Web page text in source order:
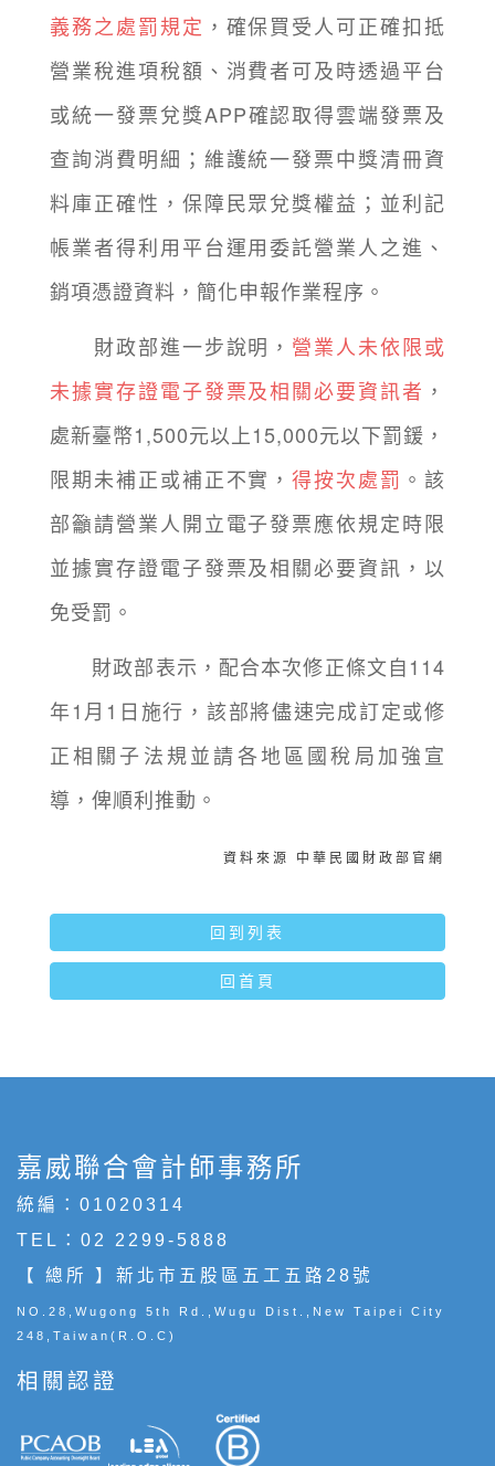
義務之處罰規定 ，確保買受人可正確扣抵
營業稅進項稅額、消費者可及時透過平台
或統一發票兌獎APP確認取得雲端發票及
查詢消費明細；維護統一發票中獎清冊資
料庫正確性，保障民眾兌獎權益；並利記
帳業者得利用平台運用委託營業人之進、
銷項憑證資料，簡化申報作業程序。
財政部進一步說明， 營業人未依限或
未據實存證電子發票及相關必要資訊者 ，
處新臺幣1,500元以上15,000元以下罰鍰，
限期未補正或補正不實，得按次處罰 。該
部籲請營業人開立電子發票應依規定時限
並據實存證電子發票及相關必要資訊，以
免受罰。
財政部表示，配合本次修正條文自114
年1月1日施行，該部將儘速完成訂定或修
正相關子法規並請各地區國稅局加強宣
導，俾順利推動。
資料來源 中華民國財政部官網
回到列表
回首頁
嘉威聯合會計師事務所
統編：01020314
TEL： 02 2299-5888
【 總所 】新北市五股區五工五路28號
NO.28,Wugong 5th Rd.,Wugu Dist.,New Taipei City
248,Taiwan(R.O.C)
相關認證